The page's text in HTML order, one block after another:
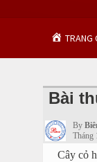
TRANG
Bài
By
Tháng
Cây cỏ